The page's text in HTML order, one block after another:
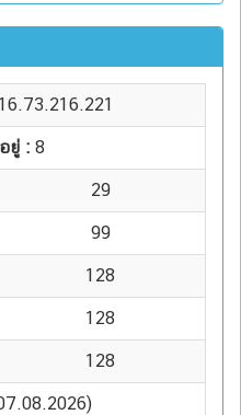
ยู่ : 8
29
99
128
128
128